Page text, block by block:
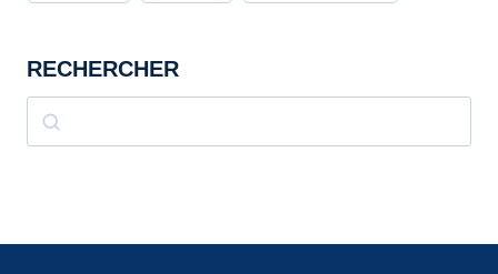
RECHERCHER
Rechercher